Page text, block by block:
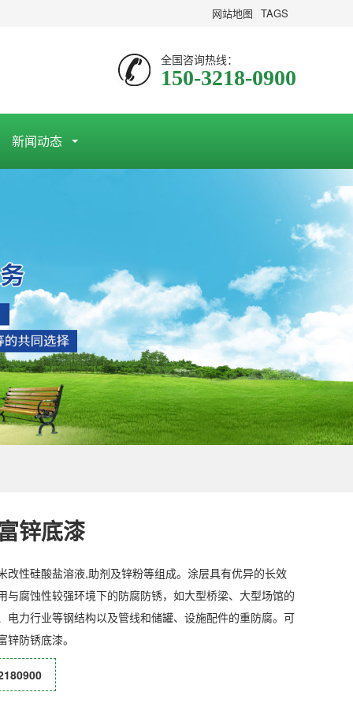
网站地图 TAGS
全国咨询热线：
150-3218-0900
新闻动态
锌底漆
改性硅酸盐溶液,助剂及锌粉等组成。涂层具有优异的长效
与腐蚀性较强环境下的防腐防锈，如大型桥梁、大型场馆的
电力行业等钢结构以及管线和储罐、设施配件的重防腐。可
防锈底漆。